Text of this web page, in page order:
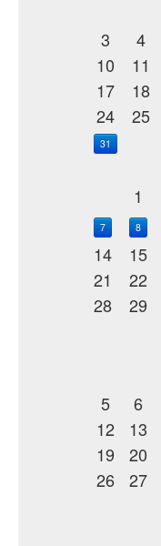
3
4
10
11
17
18
24
25
31
1
7 8
14
15
21
22
28
29
5
6
12
13
19
20
26
27